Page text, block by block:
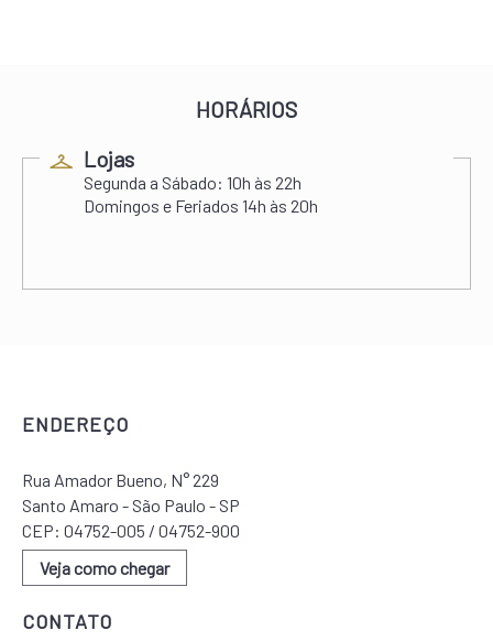
HORÁRIOS
Lojas
Segunda a Sábado: 10h às 22h
Domingos e Feriados 14h às 20h
ENDEREÇO
Rua Amador Bueno, N° 229
Santo Amaro - São Paulo - SP
CEP: 04752-005 / 04752-900
Veja como chegar
CONTATO